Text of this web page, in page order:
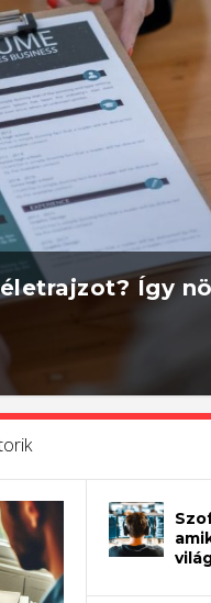
Így